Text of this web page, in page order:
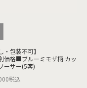
・包装不可】
価格■ブルーミモザ柄 カッ
ーサー(5客)
税込